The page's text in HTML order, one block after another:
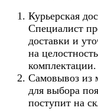
Курьерская
Специалист
доставки и
на
комплектации.
Самовывоз из
для выбора
поступит на